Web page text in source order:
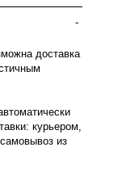
-
доставка
курьером,
из